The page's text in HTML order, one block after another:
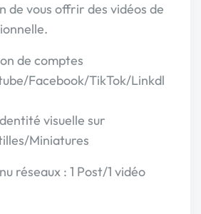
de vous offrir des vidéos de
de comptes
Facebook/TikTok/Linkdl
visuelle sur
Miniatures
réseaux : 1 Post/1 vidéo